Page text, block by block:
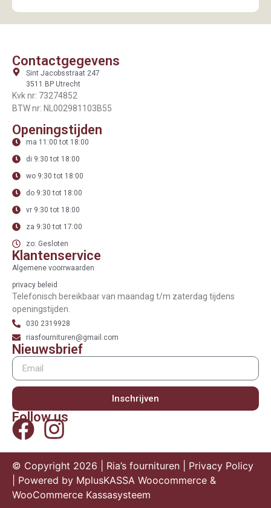
Contactgegevens
Sint Jacobsstraat 247
3511 BP Utrecht
Kvk nr: 73274852
BTW nr: NL002981103B55
Openingstijden
ma 11:00 tot 18:00
di 9:30 tot 18:00
wo 9:30 tot 18:00
do 9:30 tot 18:00
vr 9:30 tot 18:00
za 9:30 tot 17:00
zo: Gesloten
Klantenservice
Algemene voorrwaarden
privacy beleid
Telefonisch bereikbaar van maandag t/m zaterdag tijdens
openingstijden.
030 2319928
riasfournituren@gmail.com
Nieuwsbrief
Inschrijven
Follow us
© Copyright 2026 | Ria’s fournituren | Privacy Policy
| Powered by MplusKASSA Woocommerce &
WooCommerce Kassasysteem